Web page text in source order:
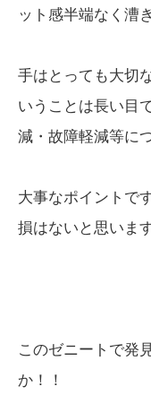
ット感半端なく漕
手はとっても大切
いうことは長い目
減・故障軽減等に
大事なポイントで
損はないと思いま
このゼニートで発
か！！